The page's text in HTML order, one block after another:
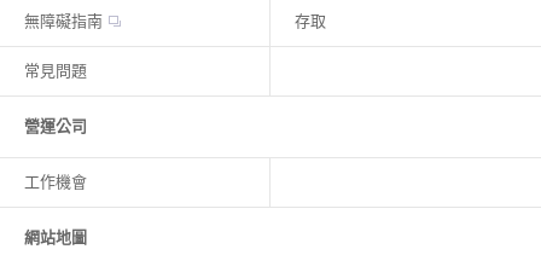
無障礙指南 存取
常見問題
營運公司
工作機會
網站地圖